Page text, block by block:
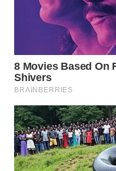
WAHANA
KONSUMEN
WAHANA
LISTRIK
WAHANA
TRAVEL
WAHANA
TV